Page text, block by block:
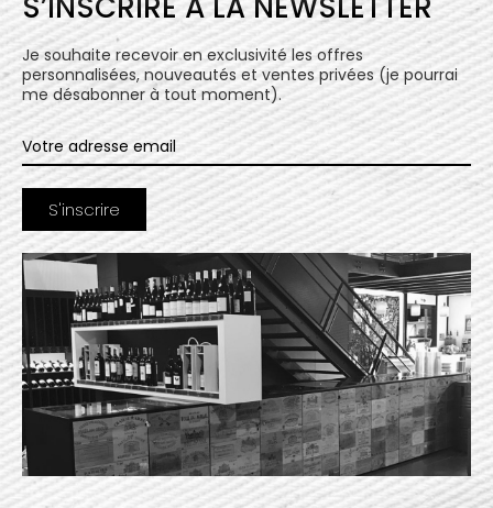
Je souhaite recevoir en exclusivité les offres
personnalisées, nouveautés et ventes privées (je pourrai
me désabonner à tout moment).